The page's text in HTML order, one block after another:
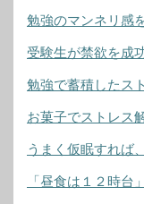
勉強のマンネリ感
受験生が禁欲を成
勉強で蓄積したス
お菓子でストレス
うまく仮眠すれば
「昼食は１２時台